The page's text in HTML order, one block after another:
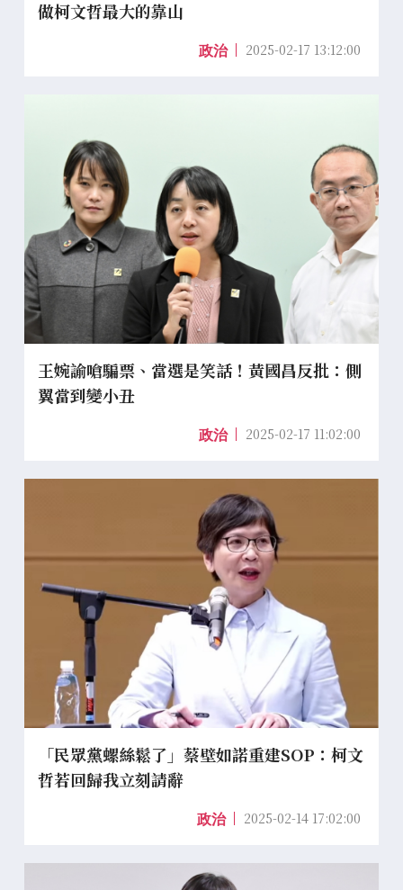
做柯文哲最大的靠山
政治 2025-02-17 13:12:00
王婉諭嗆騙票、當選是笑話！黃國昌反批：側
翼當到變小丑
政治 2025-02-17 11:02:00
「民眾黨螺絲鬆了」蔡壁如諾重建SOP：柯文
哲若回歸我立刻請辭
政治 2025-02-14 17:02:00